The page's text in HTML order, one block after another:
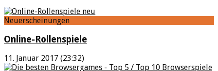
Neuerscheinungen
Online-Rollenspiele
11. Januar 2017 (23:32)